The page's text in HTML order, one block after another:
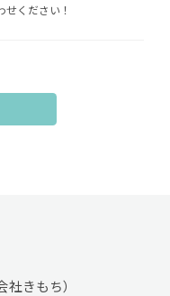
せください！
きもち）